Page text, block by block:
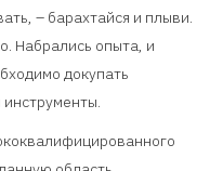
– барахтайся и плыви.
Набрались опыта, и
докупать